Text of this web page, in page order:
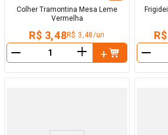
Colher Tramontina Mesa Leme
Vermelha
R$ 3,48R$ 3,48/un
＋